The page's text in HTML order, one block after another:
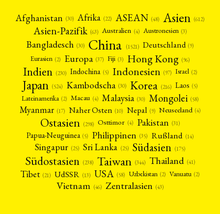
Afghanistan (30) Afrika (22) ASEAN (48) Asien (612)
Asien-Pazifik (63) Australien (4) Austronesien (3)
Bangladesch (30) China (1521) Deutschland (9)
Eurasien (2) Europa (37) Fiji (3) Hong Kong (96)
Indien (230) Indochina (5) Indonesien (97) Israel (2)
Japan (524) Kambodscha (30) Korea (216) Laos (5)
Lateinamerika (2) Macau (4) Malaysia (30) Mongolei (58)
Myanmar (17) Naher Osten (10) Nepal (9) Neuseeland (4)
Ostasien (298) Osttimor (4) Pakistan (31)
Papua-Neuguinea (5) Philippinen (35) Rußland (14)
Singapur (25) Sri Lanka (25) Südasien (175)
Südostasien (238) Taiwan (344) Thailand (41)
Tibet (21) UdSSR (13) USA (58) Uzbekistan (2) Vanuatu (2)
Vietnam (46) Zentralasien (43)